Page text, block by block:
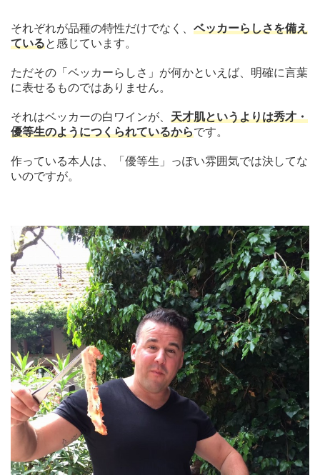
それぞれが品種の特性だけでなく、 ベッカーらしさを備え
ていると感じています。
ただその「ベッカーらしさ」が何かといえば、明確に言葉
に表せるものではありません。
それはベッカーの白ワインが、 天才肌というよりは秀才・
優等生のようにつくられているからです。
作っている本人は、「優等生」っぽい雰囲気では決してな
いのですが。